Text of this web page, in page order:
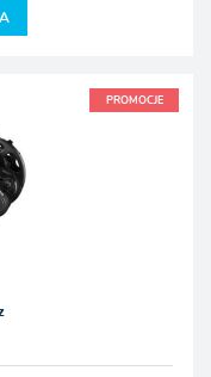
PROMOCJE